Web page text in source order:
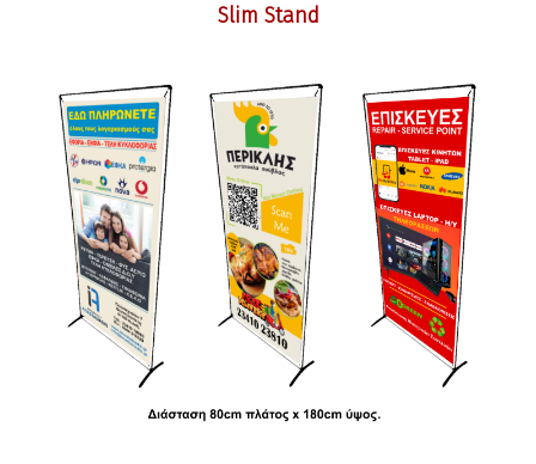
Slim Stand